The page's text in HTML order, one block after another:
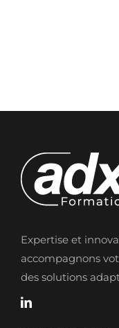
Expertise et
accompagnons
des solutions